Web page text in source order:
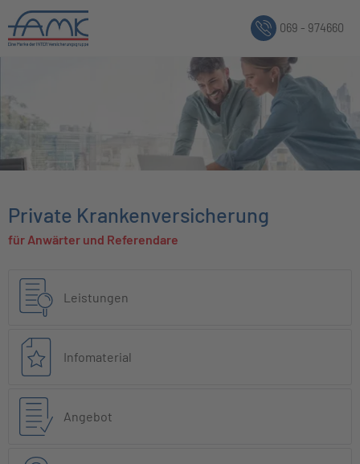
069 - 974660
Private Krankenversicherung
für Anwärter und Referendare
Leistungen
Infomaterial
Angebot